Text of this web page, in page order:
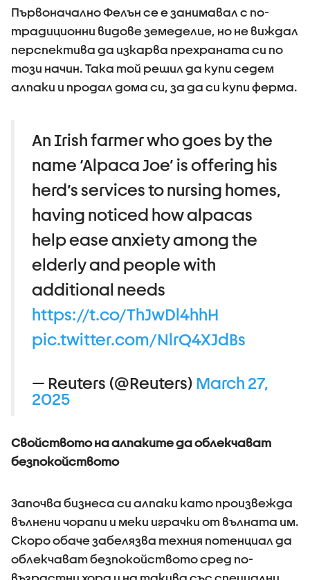
Първоначално Фелън се е занимавал с по-
традиционни видове земеделие, но не виждал
перспектива да изкарва прехраната си по
този начин. Така той решил да купи седем
алпаки и продал дома си, за да си купи ферма.
An Irish farmer who goes by the
name ‘Alpaca Joe’ is offering his
herd’s services to nursing homes,
having noticed how alpacas
help ease anxiety among the
elderly and people with
additional needs
https://t.co/ThJwDl4hhH
pic.twitter.com/NlrQ4XJdBs
— Reuters (@Reuters) March 27,
2025
Свойството на алпаките да облекчават
безпокойството
Започва бизнеса си алпаки като произвежда
вълнени чорапи и меки играчки от вълната им.
Скоро обаче забелязва техния потенциал да
облекчават безпокойството сред по-